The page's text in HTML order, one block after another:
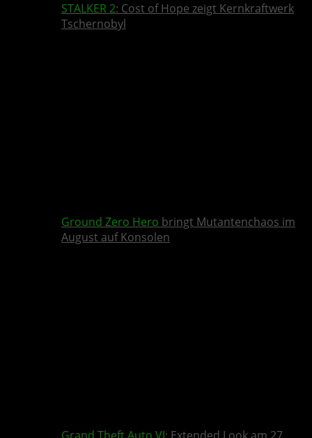
STALKER 2: Cost of Hope zeigt Kernkraftwerk
Tschernobyl
Ground Zero Hero bringt Mutantenchaos im
August auf Konsolen